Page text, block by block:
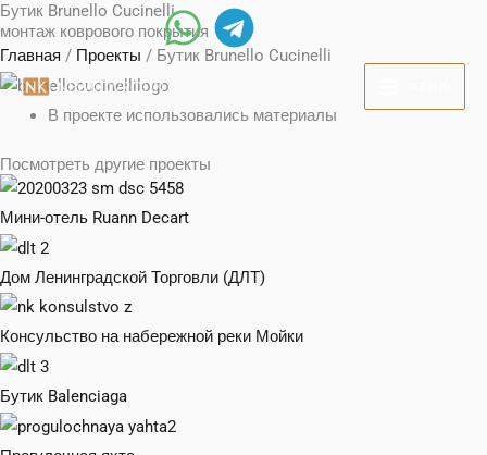
Перейти
к
содержимому
Бутик Brunello Cucinelli
монтаж коврового покрытия
Главная / Проекты / Бутик Brunello Cucinelli
В проекте использовались материалы
Посмотреть другие проекты
Мини-отель Ruann Decart
Дом Ленинградской Торговли (ДЛТ)
Консульство на набережной реки Мойки
Бутик Balenciaga